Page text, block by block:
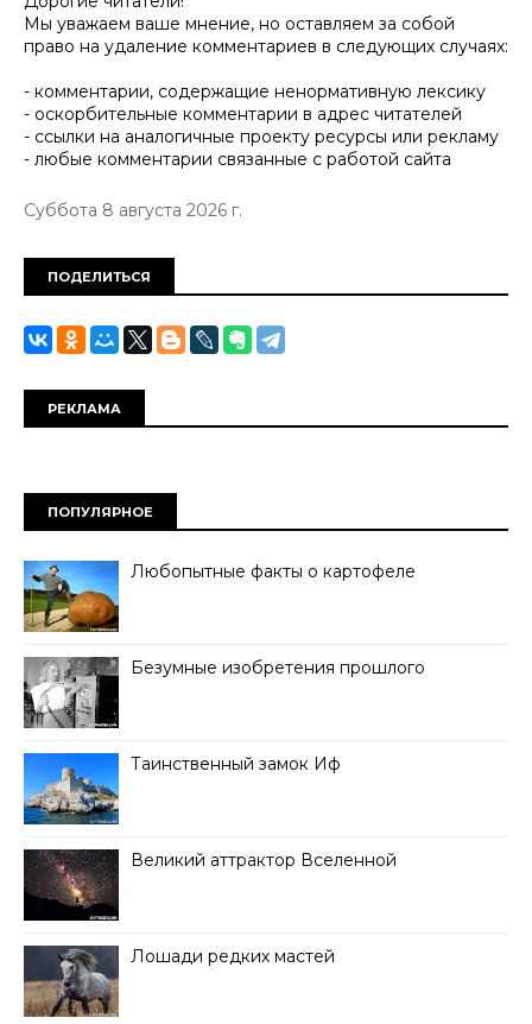
Мы уважаем ваше мнение, но оставляем за собой
право на удаление комментариев в следующих случаях:
- комментарии, содержащие ненормативную лексику
- оскорбительные комментарии в адрес читателей
- ссылки на аналогичные проекту ресурсы или рекламу
- любые комментарии связанные с работой сайта
Суббота 8 августа 2026 г.
ПОДЕЛИТЬСЯ
РЕКЛАМА
ПОПУЛЯРНОЕ
Любопытные факты о картофеле
Безумные изобретения прошлого
Таинственный замок Иф
Великий аттрактор Вселенной
Лошади редких мастей